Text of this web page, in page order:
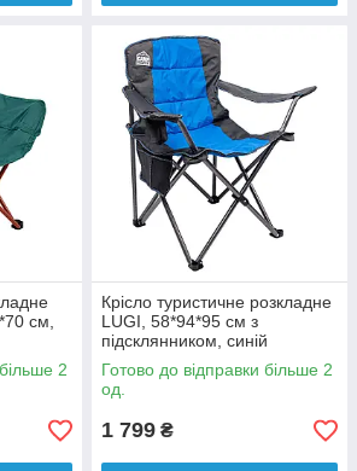
см,
2
Крісло туристичне розкладне
LUGI, 58*94*95 см з
підсклянником, синій
Готово до відправки більше 2
од.
1 799 ₴